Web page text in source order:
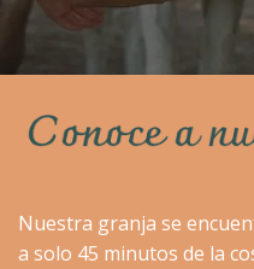
Nuestra granja se
a solo 45 minutos de la